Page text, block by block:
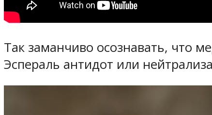
Так заманчиво осознавать, что
Эспераль антидот или